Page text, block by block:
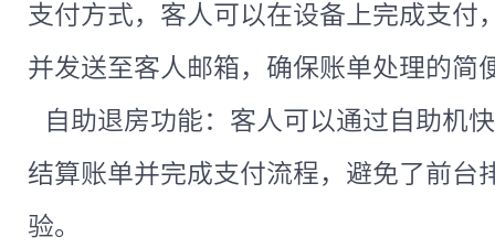
支付方式，客人可以在设备上完成支付
并发送至客人邮箱，确保账单处理的简
自助退房功能：客人可以通过自助机
结算账单并完成支付流程，避免了前台
验。